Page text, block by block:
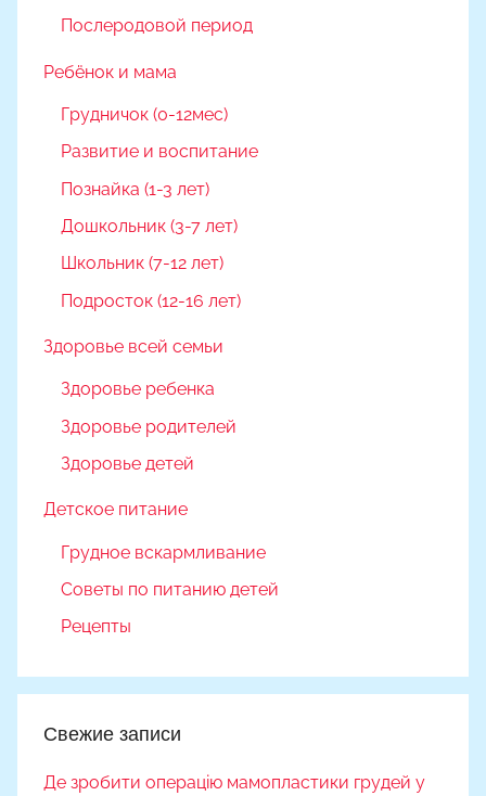
Послеродовой период
Ребёнок и мама
Грудничок (0-12мес)
Развитие и воспитание
Познайка (1-3 лет)
Дошкольник (3-7 лет)
Школьник (7-12 лет)
Подросток (12-16 лет)
Здоровье всей семьи
Здоровье ребенка
Здоровье родителей
Здоровье детей
Детское питание
Грудное вскармливание
Советы по питанию детей
Рецепты
Свежие записи
Де зробити операцію мамопластики грудей у